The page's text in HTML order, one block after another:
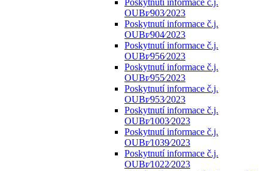
Poskytnutí informace č.j.
OUBr⁄903⁄2023
Poskytnutí informace č.j.
OUBr⁄904⁄2023
Poskytnutí informace č.j.
OUBr⁄956⁄2023
Poskytnutí informace č.j.
OUBr⁄955⁄2023
Poskytnutí informace č.j.
OUBr⁄953⁄2023
Poskytnutí informace č.j.
OUBr⁄1003⁄2023
Poskytnutí informace č.j.
OUBr⁄1039⁄2023
Poskytnutí informace č.j.
OUBr⁄1022⁄2023